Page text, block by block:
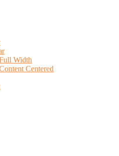
Width
Centered